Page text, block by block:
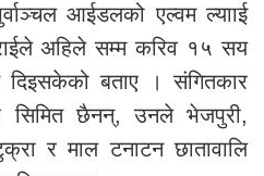
आईडलको एल्वम ल्यााई
अहिले सम्म करिव १५ सय
दिइसकेको बताए । संगितकार
सिमित छैनन्, उनले भेजपुरी,
र माल टनाटन छातावालि